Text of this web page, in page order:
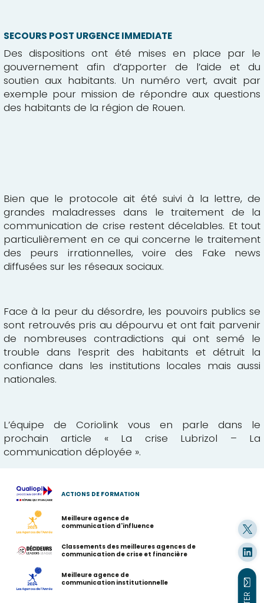
SECOURS POST URGENCE IMMEDIATE
Des dispositions ont été mises en place par le
gouvernement afin d’apporter de l’aide et du
soutien aux habitants. Un numéro vert, avait par
exemple pour mission de répondre aux questions
des habitants de la région de Rouen.
Bien que le protocole ait été suivi à la lettre, de
grandes maladresses dans le traitement de la
communication de crise restent décelables. Et tout
particulièrement en ce qui concerne le traitement
des peurs irrationnelles, voire des Fake news
diffusées sur les réseaux sociaux.
Face à la peur du désordre, les pouvoirs publics se
sont retrouvés pris au dépourvu et ont fait parvenir
de nombreuses contradictions qui ont semé le
trouble dans l’esprit des habitants et détruit la
confiance dans les institutions locales mais aussi
nationales.
L’équipe de Coriolink vous en parle dans le
prochain article « La crise Lubrizol – La
communication déployée ».
ACTIONS DE FORMATION
Meilleure agence de
communication d'influence
Classements des meilleures agences de
communication de crise et financière
Meilleure agence de
communication institutionnelle